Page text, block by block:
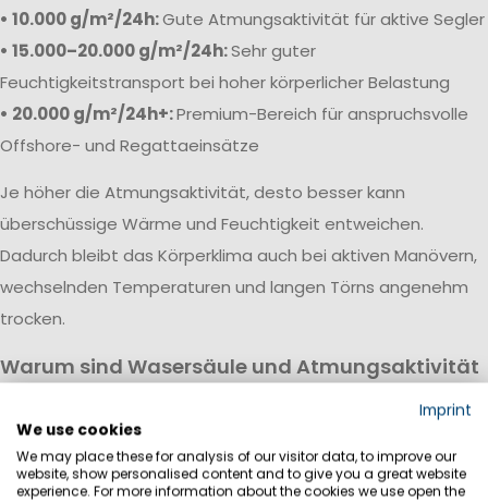
• 10.000 g/m²/24h:Gute Atmungsaktivität für aktive Segler
• 15.000–20.000 g/m²/24h:Sehr guter
Feuchtigkeitstransport bei hoher körperlicher Belastung
• 20.000 g/m²/24h+:Premium-Bereich für anspruchsvolle
Offshore- und Regattaeinsätze
Je höher die Atmungsaktivität, desto besser kann
überschüssige Wärme und Feuchtigkeit entweichen.
Dadurch bleibt das Körperklima auch bei aktiven Manövern,
wechselnden Temperaturen und langen Törns angenehm
trocken.
Warum sind Wasersäule und Atmungsaktivität
Eine hochwertige Segeljackbekleidung vereint hohe
Wasserdichtigkeit mit guter Atmungsaktivität. Während die
Wassersäule vor Regen, Wind und Gischt schützt, sorgt die
Imprint
We use cookies
We may place these for analysis of our visitor data, to improve our
website, show personalised content and to give you a great website
experience. For more information about the cookies we use open the